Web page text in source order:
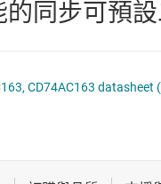
微波 正反器、鎖存
邏輯閘
同步可預
CD74AC163 datasheet